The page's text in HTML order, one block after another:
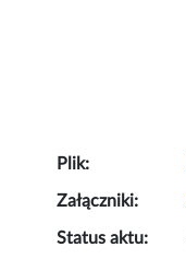
Plik:
Załączniki:
Status aktu: